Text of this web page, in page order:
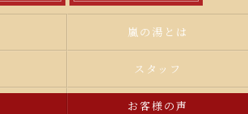
嵐の湯とは
スタッフ
お客様の声